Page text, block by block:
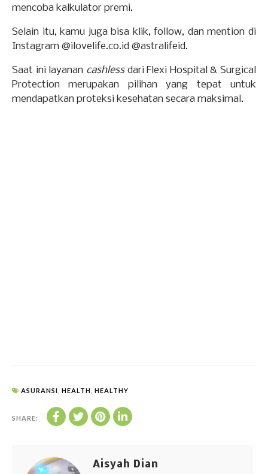
mencoba kalkulator premi.
Selain itu, kamu juga bisa klik, follow, dan mention di
Instagram @ilovelife.co.id @astralifeid.
Saat ini layanan cashless dari Flexi Hospital & Surgical
Protection merupakan pilihan yang tepat untuk
mendapatkan proteksi kesehatan secara maksimal.
ASURANSI HEALTH HEALTHY
SHARE:
Aisyah Dian